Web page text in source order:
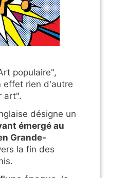
populaire",
effet rien d'autre
art".
désigne un
émergé au
Grande-
la fin des